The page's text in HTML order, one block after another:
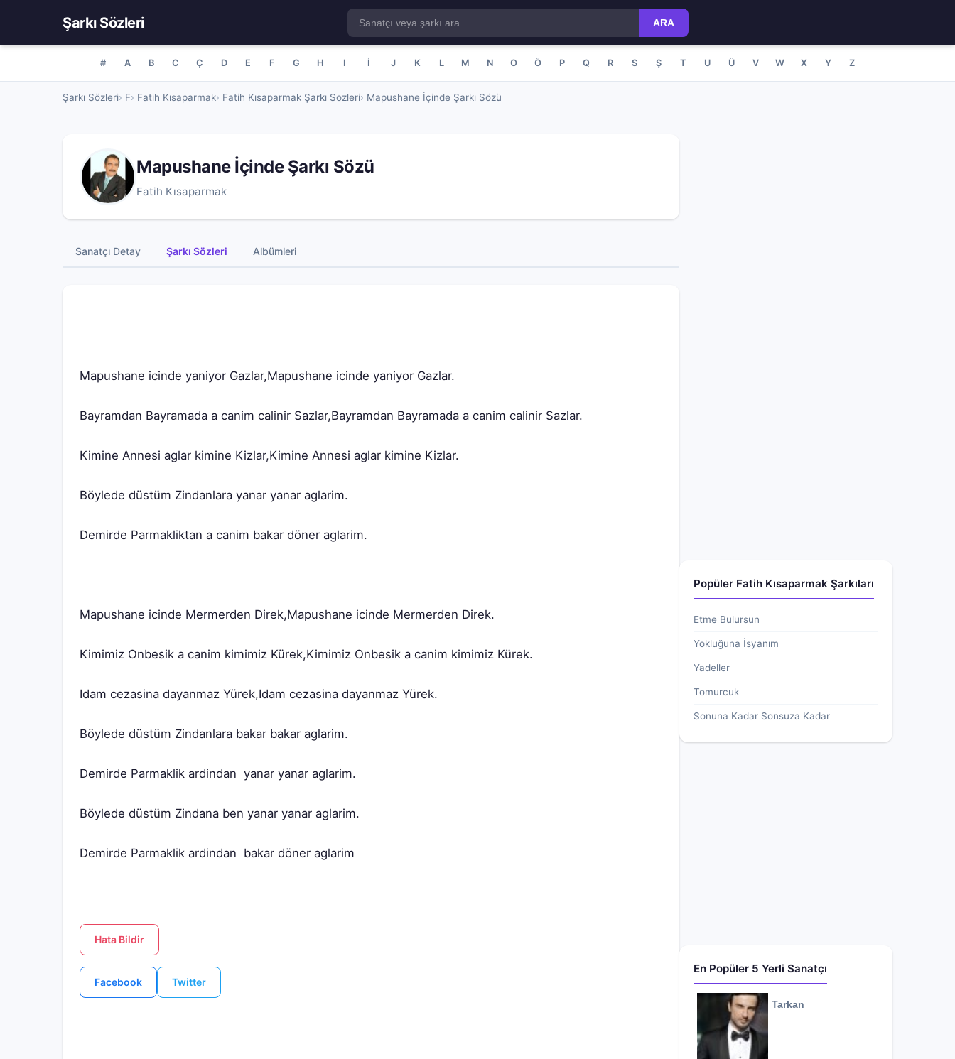
Şarkı Sözleri ARA
# A B C Ç D E F G H I İ J K L M N O Ö P Q R S Ş T U Ü V W X Y Z
Şarkı Sözleri F Fatih Kısaparmak Fatih Kısaparmak Şarkı Sözleri Mapushane İçinde Şarkı Sözü
Mapushane İçinde Şarkı Sözü
Fatih Kısaparmak
Sanatçı Detay Şarkı Sözleri Albümleri
Demirde Parmaklik ardindan  bakar döner aglarim
Hata Bildir
Facebook Twitter
Popüler Fatih Kısaparmak Şarkıları
Etme Bulursun
Yokluğuna İsyanım
Yadeller
Tomurcuk
Sonuna Kadar Sonsuza Kadar
En Popüler 5 Yerli Sanatçı
Tarkan